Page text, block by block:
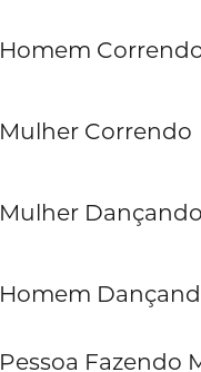
Homem
Mulher Correndo
Mulher Dançando
Homem
Pessoa Fazendo